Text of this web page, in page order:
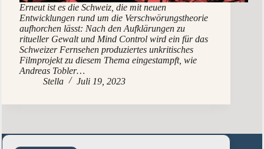
Erneut ist es die Schweiz, die mit neuen
Entwicklungen rund um die Verschwörungstheorie
aufhorchen lässt: Nach den Aufklärungen zu
ritueller Gewalt und Mind Control wird ein für das
Schweizer Fernsehen produziertes unkritisches
Filmprojekt zu diesem Thema eingestampft, wie
Andreas Tobler…
Stella
Juli 19, 2023